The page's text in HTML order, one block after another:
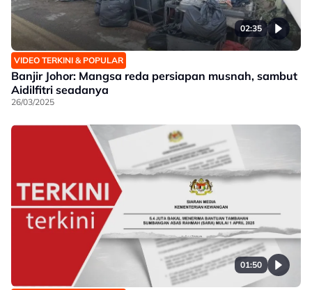
02:35
VIDEO TERKINI & POPULAR
Banjir Johor: Mangsa reda persiapan musnah, sambut
Aidilfitri seadanya
26/03/2025
01:50